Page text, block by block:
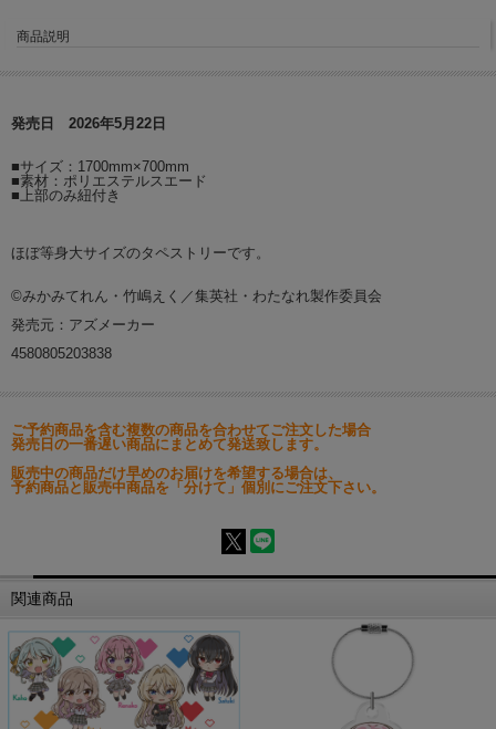
商品説明
発売日 2026年5月22日
■サイズ：1700mm×700mm
■素材：ポリエステルスエード
■上部のみ紐付き
ほぼ等身大サイズのタペストリーです。
©みかみてれん・竹嶋えく／集英社・わたなれ製作委員会
発売元：アズメーカー
4580805203838
ご予約商品を含む複数の商品を合わせてご注文した場合
発売日の一番遅い商品にまとめて発送致します。
販売中の商品だけ早めのお届けを希望する場合は、
予約商品と販売中商品を「分けて」個別にご注文下さい。
関連商品